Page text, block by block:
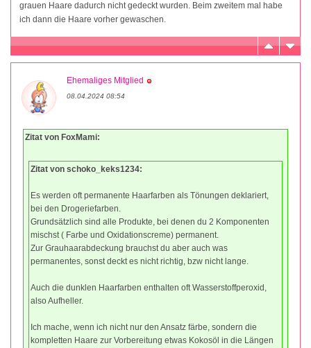
grauen Haare dadurch nicht gedeckt wurden. Beim zweitem mal habe
ich dann die Haare vorher gewaschen.
Ehemaliges Mitglied
08.04.2024 08:54
Zitat von FoxMami:
Zitat von schoko_keks1234:
Es werden oft permanente Haarfarben als Tönungen deklariert,
bei den Drogeriefarben.
Grundsätzlich sind alle Produkte, bei denen du 2 Komponenten
mischst ( Farbe und Oxidationscreme) permanent.
Zur Grauhaarabdeckung brauchst du aber auch was
permanentes, sonst deckt es nicht richtig, bzw nicht lange.
Auch die dunklen Haarfarben enthalten oft Wasserstoffperoxid,
also Aufheller.
Ich mache, wenn ich nicht nur den Ansatz färbe, sondern die
kompletten Haare zur Vorbereitung etwas Kokosöl in die Längen